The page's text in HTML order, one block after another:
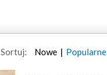
Sortuj: Nowe | Popularne